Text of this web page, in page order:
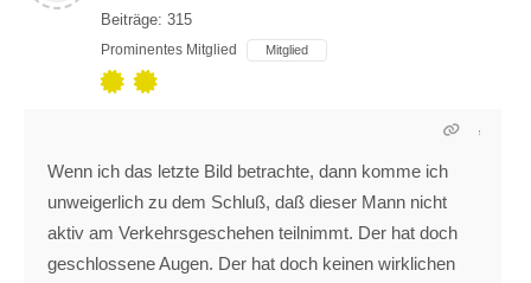
Beiträge: 315
Prominentes Mitglied Mitglied
Wenn ich das letzte Bild betrachte, dann komme ich
unweigerlich zu dem Schluß, daß dieser Mann nicht
aktiv am Verkehrsgeschehen teilnimmt. Der hat doch
geschlossene Augen. Der hat doch keinen wirklichen